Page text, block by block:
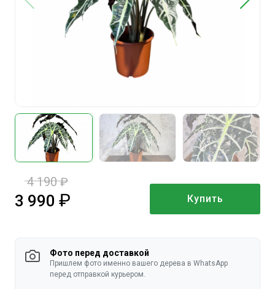
3 990
4 190
руб. Купить
Фото перед доставкой
Пришлем фото именно вашего дерева в WhatsApp
перед отправкой курьером.